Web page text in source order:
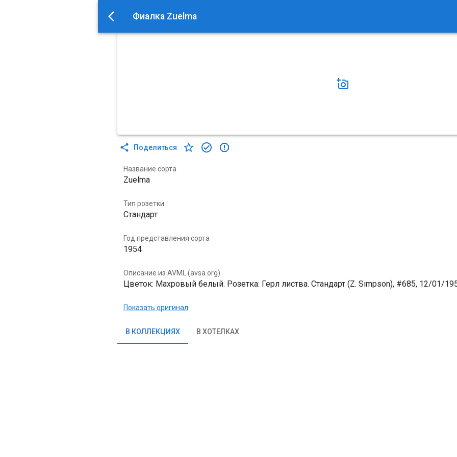
Фиалка Zuelma
Поделиться
Название сорта
Zuelma
Тип розетки
Стандарт
Год представления сорта
1954
Описание из AVML (avsa.org)
Цветок: Махровый белый. Розетка: Герл листва. Стандарт (Z. Simpson), #685, 12/01/
Показать оригинал
В КОЛЛЕКЦИЯХ В ХОТЕЛКАХ